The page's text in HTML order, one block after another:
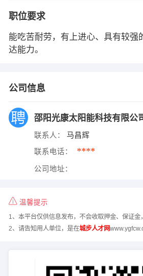
职位要求
能吃苦耐劳，有上进心、具有较强
达能力。
公司信息
邵阳光康太阳能科技有限公
联系人： 马昌辉
联系电话： ****
公司地址：
温馨提示
1、本平台仅供信息发布，不会收取押金、保证金
2、请告知用人单位，是在城步人才网